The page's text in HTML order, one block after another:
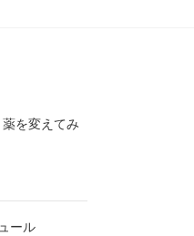
を変えてみ
ール